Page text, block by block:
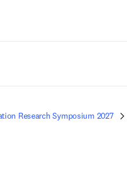
Research Symposium 2027